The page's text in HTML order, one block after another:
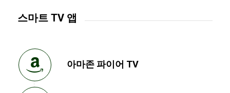
스마트 TV 앱
아마존 파이어 TV